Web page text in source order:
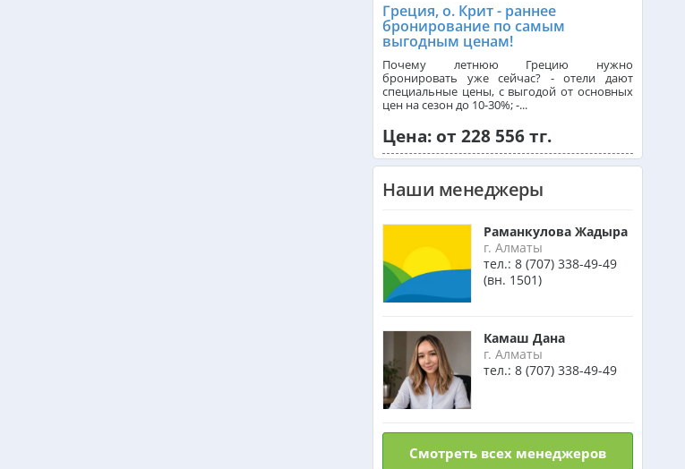
Франция из Алматы
Болгария из Алматы
Финляндия из Алматы
Танзания из Алматы
Венгрия из Алматы
Израиль из Алматы
Азербайджан из Алматы
Греция, о. Крит - раннее
бронирование по самым
выгодным ценам!
Почему летнюю Грецию нужно
бронировать уже сейчас? - отели дают
специальные цены, с выгодой от основных
цен на сезон до 10-30%; -...
Цена: от 228 556 тг.
Наши менеджеры
Раманкулова Жадыра
г. Алматы
тел.: 8 (707) 338-49-49
(вн. 1501)
Камаш Дана
г. Алматы
тел.: 8 (707) 338-49-49
Смотреть всех менеджеров